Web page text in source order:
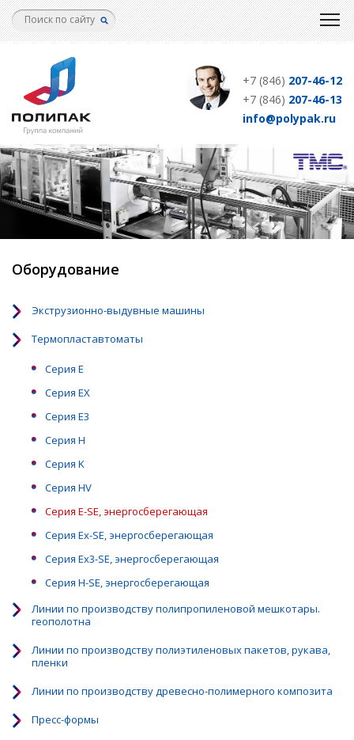
Перейти
к
+7 (846) 207-46-12
+7 (846) 207-46-13
info@polypak.ru
Оборудование
Экструзионно-выдувные машины
Термопластавтоматы
Серия Е
Серия EX
Серия Е3
Серия Н
Серия K
Серия HV
Серия E-SE, энергосберегающая
Серия Ex-SE, энергосберегающая
Серия Ex3-SE, энергосберегающая
Серия H-SE, энергосберегающая
Линии по производству полипропиленовой мешкотары.
геополотна
Линии по производству полиэтиленовых пакетов, рукава,
пленки
Линии по производству древесно-полимерного композита
Пресс-формы